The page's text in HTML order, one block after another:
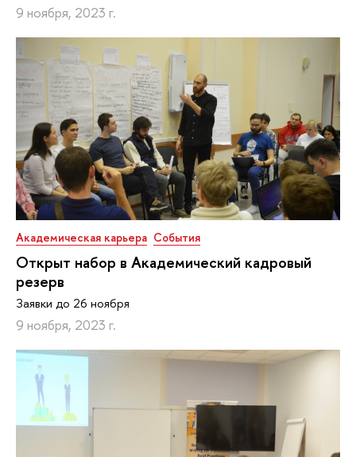
9 ноября, 2023 г.
Академическая карьера События
Открыт набор в Академический кадровый
резерв
Заявки до 26 ноября
9 ноября, 2023 г.